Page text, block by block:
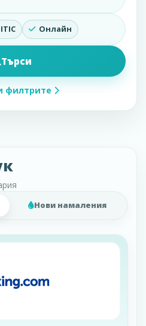
ITIC Онлайн
Търси
филтрите
Нови намаления